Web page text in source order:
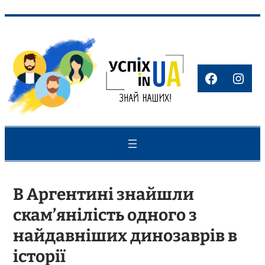
вмісту
В Аргентині знайшли
скам’янілість одного з
найдавніших динозаврів в
історії